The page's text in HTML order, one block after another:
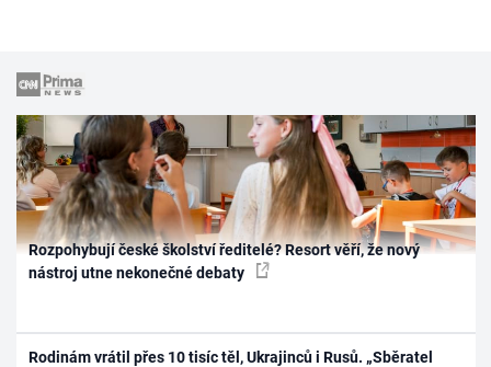
Rozpohybují české školství ředitelé? Resort věří, že nový
nástroj utne nekonečné debaty
Rodinám vrátil přes 10 tisíc těl, Ukrajinců i Rusů. „Sběratel